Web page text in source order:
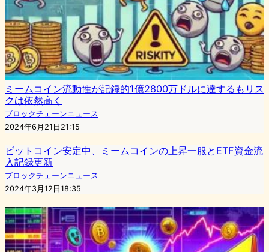
ミームコイン流動性が記録的1億2800万ドルに達するもリス
クは依然高く
ブロックチェーンニュース
2024年6月21日21:15
ビットコイン安定中、ミームコインの上昇一服とETF資金流
入記録更新
ブロックチェーンニュース
2024年3月12日18:35